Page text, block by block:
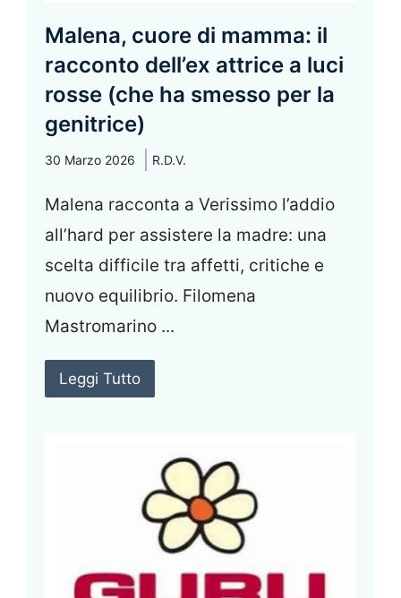
Malena, cuore di mamma: il
racconto dell’ex attrice a luci
rosse (che ha smesso per la
genitrice)
30 Marzo 2026 R.D.V.
Malena racconta a Verissimo l’addio
all’hard per assistere la madre: una
scelta difficile tra affetti, critiche e
nuovo equilibrio. Filomena
Mastromarino ...
Leggi Tutto